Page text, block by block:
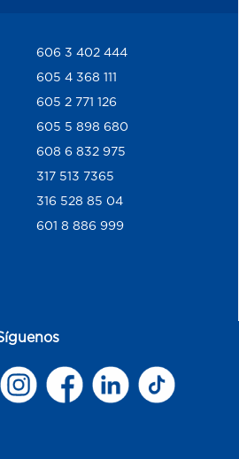
606 3 402 444
605 4 368 111
605 2 771 126
605 5 898 680
608 6 832 975
317 513 7365
316 528 85 04
601 8 886 999